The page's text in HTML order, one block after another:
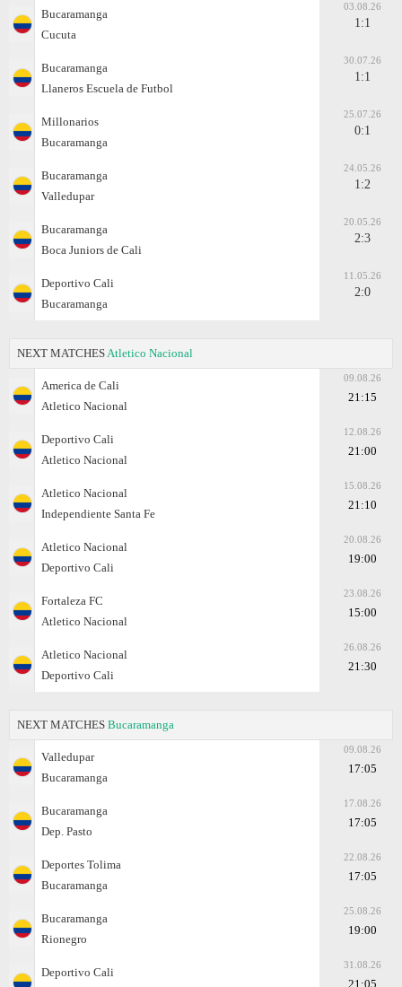
Bucaramanga
Cucuta
03.08.26
1:1
Bucaramanga
Llaneros Escuela de Futbol
30.07.26
1:1
Millonarios
Bucaramanga
25.07.26
0:1
Bucaramanga
Valledupar
24.05.26
1:2
Bucaramanga
Boca Juniors de Cali
20.05.26
2:3
Deportivo Cali
Bucaramanga
11.05.26
2:0
NEXT MATCHES Atletico Nacional
America de Cali
Atletico Nacional
09.08.26
21:15
Deportivo Cali
Atletico Nacional
12.08.26
21:00
Atletico Nacional
Independiente Santa Fe
15.08.26
21:10
Atletico Nacional
Deportivo Cali
20.08.26
19:00
Fortaleza FC
Atletico Nacional
23.08.26
15:00
Atletico Nacional
Deportivo Cali
26.08.26
21:30
NEXT MATCHES Bucaramanga
Valledupar
Bucaramanga
09.08.26
17:05
Bucaramanga
Dep. Pasto
17.08.26
17:05
Deportes Tolima
Bucaramanga
22.08.26
17:05
Bucaramanga
Rionegro
25.08.26
19:00
Deportivo Cali
31.08.26
21:05